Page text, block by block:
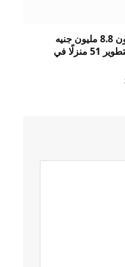
تقدم باراجون 8.8 مليون جنيه
إسترليني لتطوير 51 منزلًا في